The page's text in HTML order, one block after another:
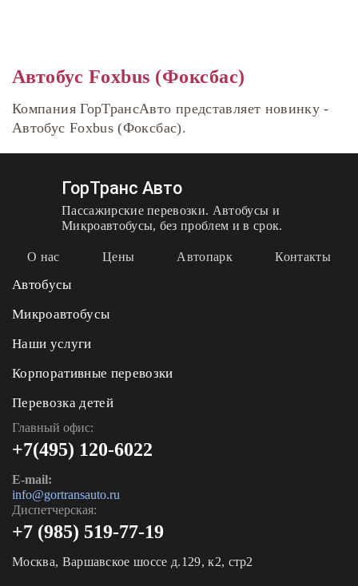
Автобус Foxbus (Фоксбас)
Компания ГорТрансАвто представляет новинку -
Автобус Foxbus (Фоксбас).
ГорТранс Авто
Пассажирские перевозки. Автобусы и
Микроавтобусы, без проблем и в срок.
О нас Цены Автопарк Контакты
Автобусы
Микроавтобусы
Наши услуги
Корпоративные перевозки
Перевозка детей
Главный офис:
+7(495) 120-6022
E-mail:
info@gortransauto.ru
Диспетчерская:
+7 (985) 519-77-19
Москва, Варшавское шоссе д.129, к2, стр2